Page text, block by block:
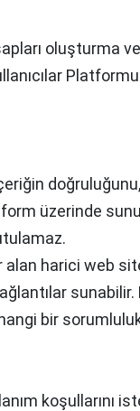
oluşturma
üzerinde
alan harici web
bir
koşullarını